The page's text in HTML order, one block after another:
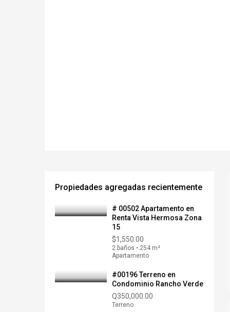
Propiedades agregadas recientemente
# 00502 Apartamento en
Renta Vista Hermosa Zona
15
$1,550.00
2 baños • 254 m²
Apartamento
#00196 Terreno en
Condominio Rancho Verde
Q350,000.00
Terreno